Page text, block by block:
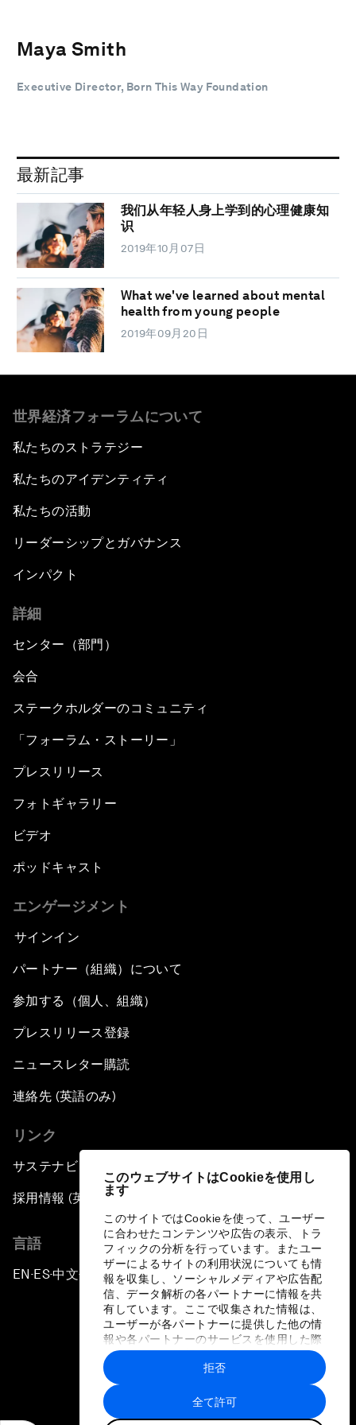
このウェブサイトはCookieを使用し
ます
このサイトではCookieを使って、ユーザー
に合わせたコンテンツや広告の表示、トラ
フィックの分析を行っています。またユー
ザーによるサイトの利用状況についても情
報を収集し、ソーシャルメディアや広告配
信、データ解析の各パートナーに情報を共
有しています。ここで収集された情報は、
ユーザーが各パートナーに提供した他の情
報や各パートナーのサービスを使用した際
に収集された情報と組み合わされ、各パー
トナーによって使用されることがありま
す。
全て許可
拒否
Maya Smith
Executive Director, Born This Way Foundation
最新記事
我们从年轻人身上学到的心理健康知
识
2019年10月07日
What we've learned about mental
health from young people
2019年09月20日
世界経済フォーラムについて
私たちのストラテジー
私たちのアイデンティティ
私たちの活動
リーダーシップとガバナンス
インパクト
詳細
センター（部門）
会合
ステークホルダーのコミュニティ
「フォーラム・ストーリー」
プレスリリース
フォトギャラリー
ビデオ
ポッドキャスト
エンゲージメント
サインイン
パートナー（組織）について
参加する（個人、組織）
プレスリリース登録
ニュースレター購読
連絡先 (英語のみ)
リンク
サステナビリティへの取り組み
採用情報 (英語のみ)
言語
EN ▪ES▪中文▪ 日本語
プライバシーポリシーと利用規約
サイトマップ